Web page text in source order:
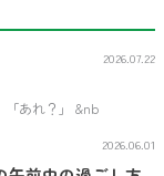
2026.07.22
あれ？」 &nb
2026.06.01